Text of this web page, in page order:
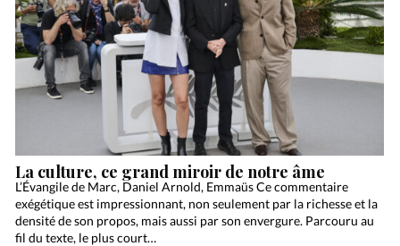
La culture, ce grand miroir de notre âme
L’Évangile de Marc, Daniel Arnold, Emmaüs Ce commentaire
exégétique est impressionnant, non seulement par la richesse et la
densité de son propos, mais aussi par son envergure. Parcouru au
fil du texte, le plus court…